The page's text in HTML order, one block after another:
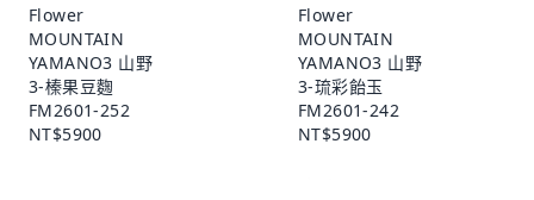
Flower
MOUNTAIN
YAMANO3 山野
3-榛果豆麴
FM2601-252
NT$5900
Flower
MOUNTAIN
YAMANO3 山野
3-琉彩飴玉
FM2601-242
NT$5900